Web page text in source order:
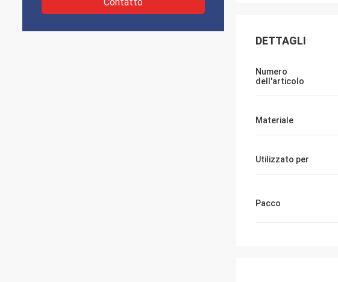
DETTAGLI
Numero
dell'articolo
Materiale
Utilizzato per
Pacco